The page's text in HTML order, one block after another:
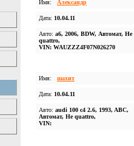
Имя: Александр
Дата: 10.04.11
Авто: a6, 2006, BDW, Автомат, Не
quattro,
VIN: WAUZZZ4F07N026270
Имя: шахит
Дата: 10.04.11
Авто: audi 100 c4 2.6, 1993, ABC,
Автомат, Не quattro,
VIN: